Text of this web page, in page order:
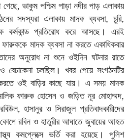
গেছে, ভাকুম পশ্চিম পাড়া নদীর পাড় এলাকায়
সদস্যরা এলাকায় মাদক ব্যবসা, চুরি,
কর্মকান্ড প্রতিরোধ করে আসছে। এরই
ফারুককে মাদক ব্যবসা না করতে একাধিকবার
অনুরোধ না শুনে ওইদিন ঘটনার রাতে
বেচাকেনা চলছিল। খবর পেয়ে সংগঠনটির
ওই বাড়ির কাছে যায়। এ সময় মাদক
ফারুক হোসেন ও জড়িত নূর মোহাম্মদ,
হাসানুর ও সিরাজুল প্রতিবাদকারীদের
রবিন ও হাতুরীর আঘাতে জুবায়ের আহত
কমপ্লেক্সে ভর্তি করা হয়েছে। পুলিশ